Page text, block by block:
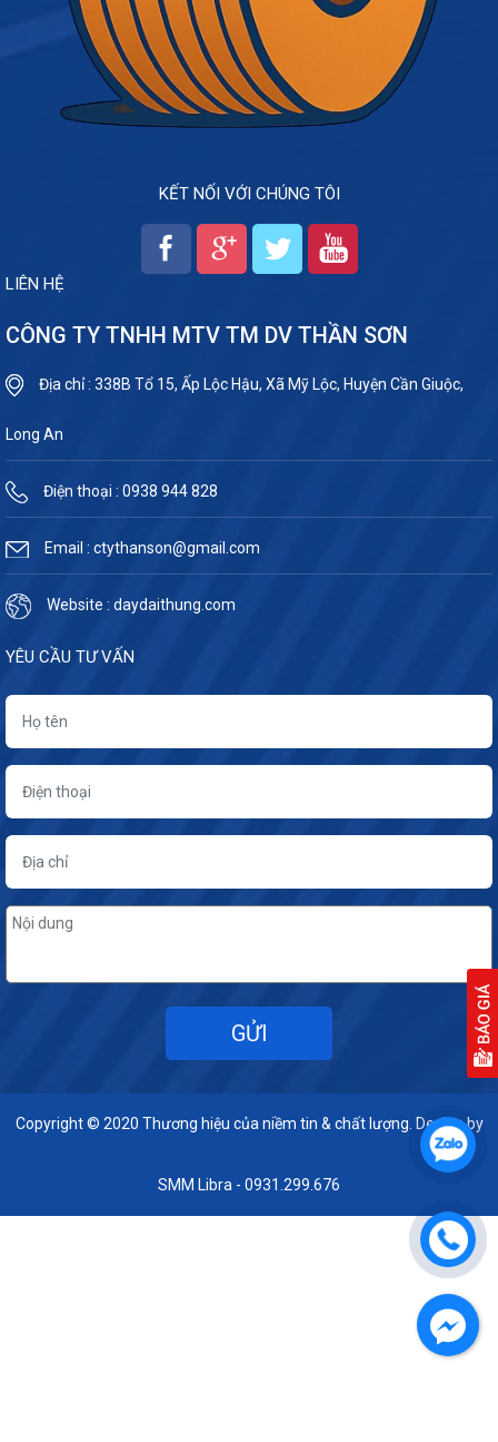
KẾT NỐI VỚI CHÚNG TÔI
LIÊN HỆ
CÔNG TY TNHH MTV TM DV THẦN SƠN
Địa chỉ : 338B Tổ 15, Ấp Lộc Hậu, Xã Mỹ Lộc, Huyện Cần Giuộc,
Long An
Điện thoại : 0938 944 828
Email : ctythanson@gmail.com
Website : daydaithung.com
YÊU CẦU TƯ VẤN
Copyright © 2020 Thương hiệu của niềm tin & chất lượng. Design by
SMM Libra - 0931.299.676